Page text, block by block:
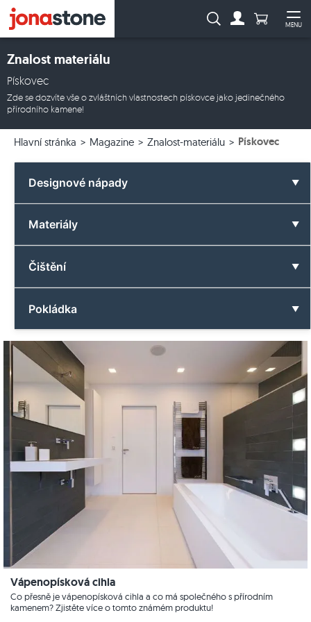
MENU
Vyhledávání:Počet
Znalost materiálu
Pískovec
Zde se dozvíte vše o zvláštních vlastnostech pískovce jako jedinečného
přírodního kamene!
Hlavní stránka Magazine Znalost-materiálu Pískovec
Designové nápady
Všechny designové nápady
Koupelna
Formáty
Zahradní design
Kuchyně
Zákaznické dojmy
Panoramatická prohlídka
Bazén
Schodiště
Videa
Design stěn
Obytné prostory
Materiály
Všechny materiály
Čedič
Žula
Imitace dřeva
Vápenec
Mramor
Přírodní kámen
Pískovec
Travertin
Čištění
Vše o čištění
Dlažby
Venkovní dlažby
Pokládka
Vše o pokládce
Dlažby
Tvorba zahrady
Venkovní dlažby
Videa
Vápenopísková cihla
Co přesně je vápenopísková cihla a co má společného s přírodním
kamenem? Zjistěte více o tomto známém produktu!